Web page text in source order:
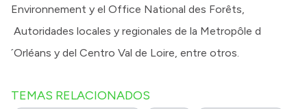
Environnement y el Office National des Forêts,
Autoridades locales y regionales de la Metropôle d
´Orléans y del Centro Val de Loire, entre otros.
TEMAS RELACIONADOS